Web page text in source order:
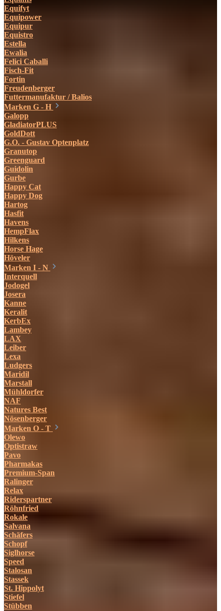
Equifyt
Equipower
Equipur
Equistro
Estella
Ewalia
Felici Caballi
Fisch-Fit
Fortin
Freudenberger
Futtermanufaktur / Balios
Marken G - H
Galopp
GladiatorPLUS
GoldDott
G.O. - Gustav Optenplatz
Granutop
Greenguard
Guidolin
Gurbe
Happy Cat
Happy Dog
Hartog
Hasfit
Havens
HempFlax
Hilkens
Horse Hage
Höveler
Marken I - N
Interquell
Jodogel
Josera
Kanne
Keralit
KerbEx
Lambey
LAX
Leiber
Lexa
Ludgers
Maridil
Marstall
Mühldorfer
NAF
Natures Best
Nösenberger
Marken O - T
Olewo
Optistraw
Pavo
Pharmakas
Premium-Span
Ralinger
Relax
Riderspartner
Röhnfried
Rokale
Salvana
Schäfers
Schopf
Siglhorse
Speed
Stalosan
Stassek
St. Hippolyt
Stiefel
Stübben